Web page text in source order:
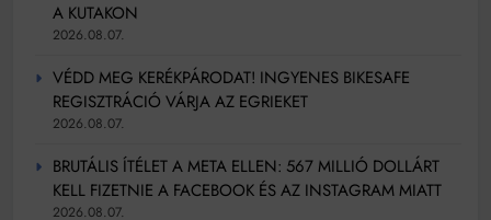
A KUTAKON
2026.08.07.
VÉDD MEG KERÉKPÁRODAT! INGYENES BIKESAFE
REGISZTRÁCIÓ VÁRJA AZ EGRIEKET
2026.08.07.
BRUTÁLIS ÍTÉLET A META ELLEN: 567 MILLIÓ DOLLÁRT
KELL FIZETNIE A FACEBOOK ÉS AZ INSTAGRAM MIATT
2026.08.07.